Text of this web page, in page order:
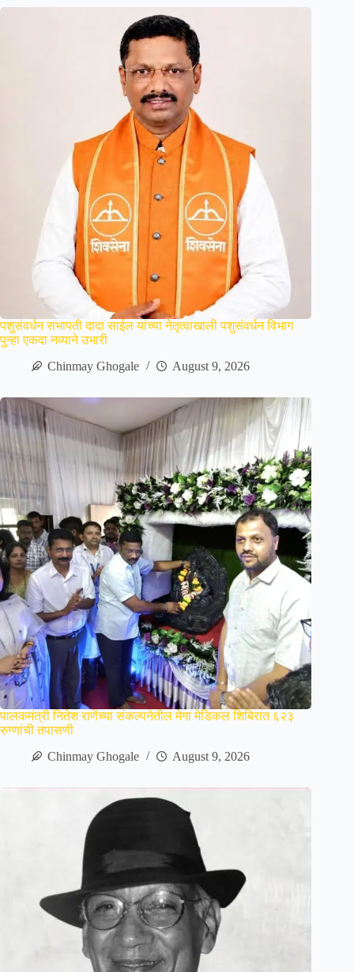
पशुसंवर्धन सभापती दादा साईल यांच्या नेतृत्वाखाली पशुसंवर्धन विभाग
पुन्हा एकदा नव्याने उभारी
Chinmay Ghogale
August 9, 2026
पालकमंत्री नितेश राणेंच्या संकल्पनेतील मेगा मेडिकल शिबिरात ६२३
रुग्णांची तपासणी
Chinmay Ghogale
August 9, 2026